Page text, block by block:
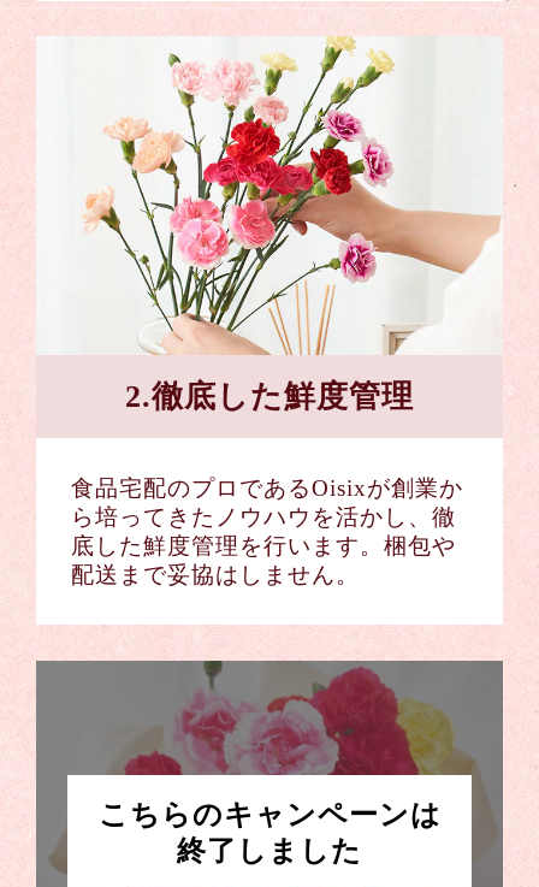
2.徹底した鮮度管理
食品宅配のプロであるOisixが創業か
ら培ってきたノウハウを活かし、徹
底した鮮度管理を行います。梱包や
配送まで妥協はしません。
こちらのキャンペーンは
終了しました